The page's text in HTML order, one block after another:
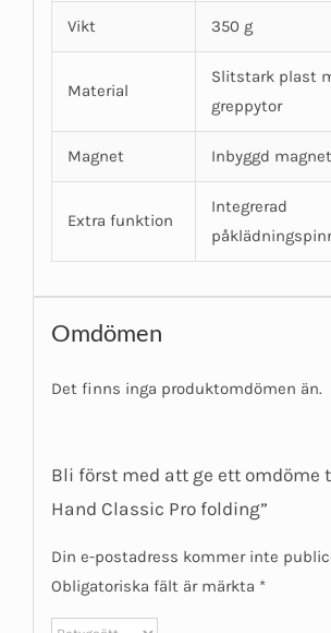
Vikt 350 g
Material
Slitstark plast
greppytor
Magnet Inbyggd
Extra funktion
Integrerad
Omdömen
Det finns inga produktomdömen än.
Bli först med att ge ett omdöme
Hand Classic Pro folding”
Din e-postadress kommer inte
Obligatoriska fält är märkta *